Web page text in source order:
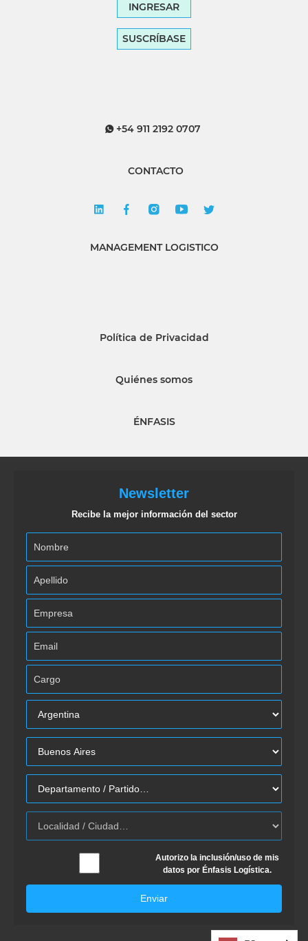
INGRESAR
SUSCRÍBASE
+54 911 2192 0707
CONTACTO
MANAGEMENT LOGISTICO
Política de Privacidad
Quiénes somos
ÉNFASIS
Newsletter
Recibe la mejor información del sector
Autorizo la inclusión/uso de mis
datos por Énfasis Logística.
Enviar